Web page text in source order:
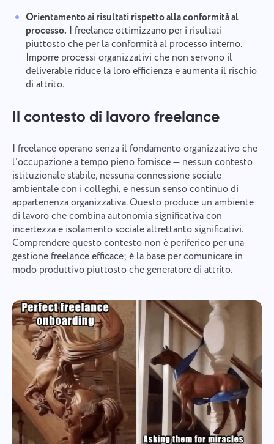
Orientamento ai risultati rispetto alla conformità al
processo. I freelance ottimizzano per i risultati
piuttosto che per la conformità al processo interno.
Imporre processi organizzativi che non servono il
deliverable riduce la loro efficienza e aumenta il rischio
di attrito.
Il contesto di lavoro freelance
I freelance operano senza il fondamento organizzativo che
l'occupazione a tempo pieno fornisce — nessun contesto
istituzionale stabile, nessuna connessione sociale
ambientale con i colleghi, e nessun senso continuo di
appartenenza organizzativa. Questo produce un ambiente
di lavoro che combina autonomia significativa con
incertezza e isolamento sociale altrettanto significativi.
Comprendere questo contesto non è periferico per una
gestione freelance efficace; è la base per comunicare in
modo produttivo piuttosto che generatore di attrito.